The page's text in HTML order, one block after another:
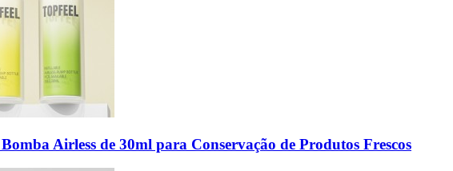
Airless de 30ml para Conservação de Produtos Frescos